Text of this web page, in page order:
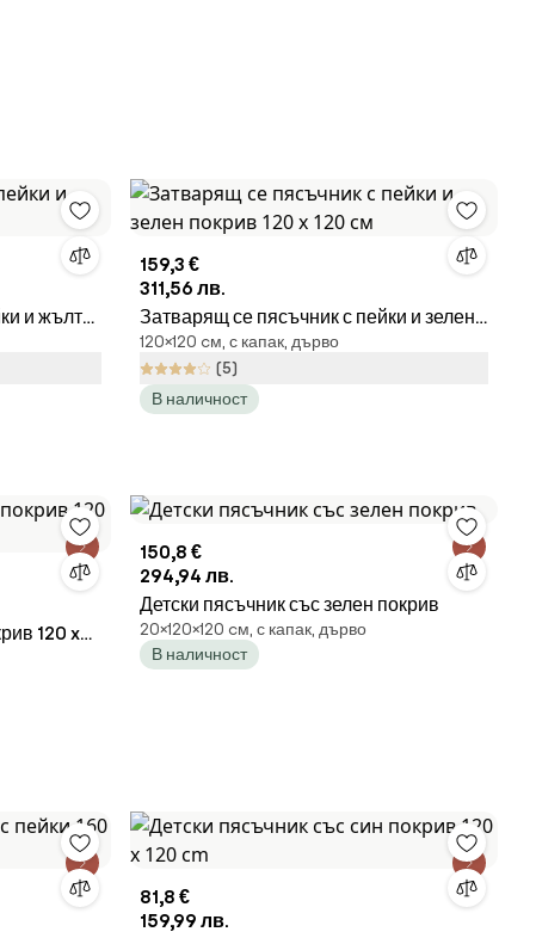
и жълт
159,3 €
311,56 лв.
Затварящ се пясъчник с пейки и зелен
покрив 120 х 120 см
120×120 cм, с капак, дърво
(5)
В наличност
120 x
150,8 €
294,94 лв.
Детски пясъчник със зелен покрив
20×120×120 cм, с капак, дърво
В наличност
81,8 €
159,99 лв.